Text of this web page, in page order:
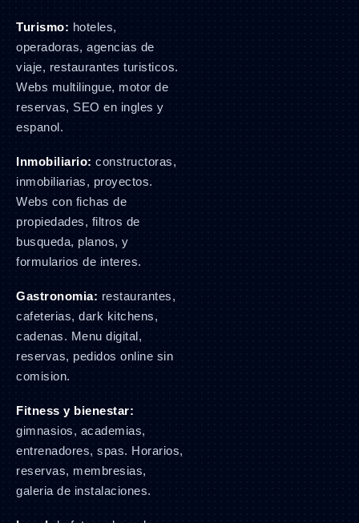
Turismo: hoteles,
operadoras, agencias de
viaje, restaurantes turisticos.
Webs multilingue, motor de
reservas, SEO en ingles y
espanol.
Inmobiliario: constructoras,
inmobiliarias, proyectos.
Webs con fichas de
propiedades, filtros de
busqueda, planos, y
formularios de interes.
Gastronomia: restaurantes,
cafeterias, dark kitchens,
cadenas. Menu digital,
reservas, pedidos online sin
comision.
Fitness y bienestar:
gimnasios, academias,
entrenadores, spas. Horarios,
reservas, membresias,
galeria de instalaciones.